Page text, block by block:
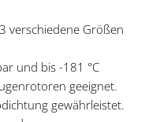
verschiedene Größen
und bis -181 °C
geeignet.
gewährleistet.